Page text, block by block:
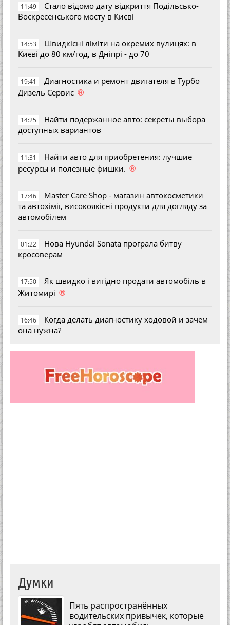
11:49
Стало відомо дату відкриття Подільсько-
Воскресенського мосту в Києві
14:53
Швидкісні ліміти на окремих вулицях: в
Києві до 80 км/год, в Дніпрі - до 70
19:41
Диагностика и ремонт двигателя в Турбо
Дизель Сервис ®
14:25
Найти подержанное авто: секреты выбора
доступных вариантов
11:31
Найти авто для приобретения: лучшие
ресурсы и полезные фишки. ®
17:46
Master Care Shop - магазин автокосметики
та автохімії, високоякісні продукти для догляду за
автомобілем
01:22
Нова Hyundai Sonata програла битву
кросоверам
17:50
Як швидко і вигідно продати автомобіль в
Житомирі ®
16:46
Когда делать диагностику ходовой и зачем
она нужна?
Думки
Пять распространённых
водительских привычек, которые